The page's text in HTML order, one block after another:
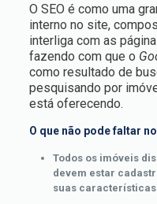
O SEO é como uma
interno no site,
interliga com as
fazendo com que o
como resultado de
pesquisando por
está oferecendo.
O que não pode faltar
Todos os imóveis
devem estar
suas